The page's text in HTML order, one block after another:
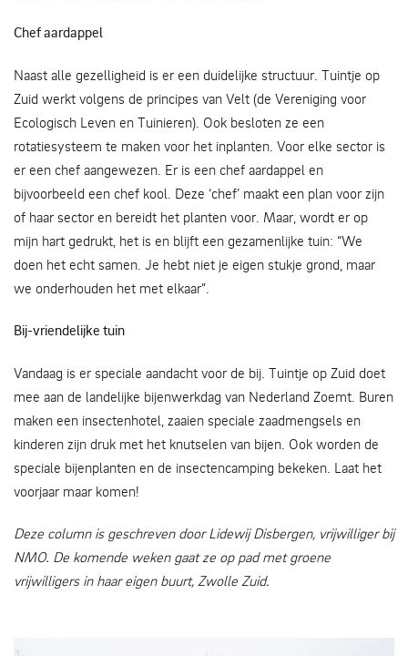
Chef aardappel
Naast alle gezelligheid is er een duidelijke structuur. Tuintje op
Zuid werkt volgens de principes van Velt (de Vereniging voor
Ecologisch Leven en Tuinieren). Ook besloten ze een
rotatiesysteem te maken voor het inplanten. Voor elke sector is
er een chef aangewezen. Er is een chef aardappel en
bijvoorbeeld een chef kool. Deze ‘chef’ maakt een plan voor zijn
of haar sector en bereidt het planten voor. Maar, wordt er op
mijn hart gedrukt, het is en blijft een gezamenlijke tuin: “We
doen het echt samen. Je hebt niet je eigen stukje grond, maar
we onderhouden het met elkaar”.
Bij-vriendelijke tuin
Vandaag is er speciale aandacht voor de bij. Tuintje op Zuid doet
mee aan de landelijke bijenwerkdag van Nederland Zoemt. Buren
maken een insectenhotel, zaaien speciale zaadmengsels en
kinderen zijn druk met het knutselen van bijen. Ook worden de
speciale bijenplanten en de insectencamping bekeken. Laat het
voorjaar maar komen!
Deze column is geschreven door Lidewij Disbergen, vrijwilliger bij
NMO. De komende weken gaat ze op pad met groene
vrijwilligers in haar eigen buurt, Zwolle Zuid.